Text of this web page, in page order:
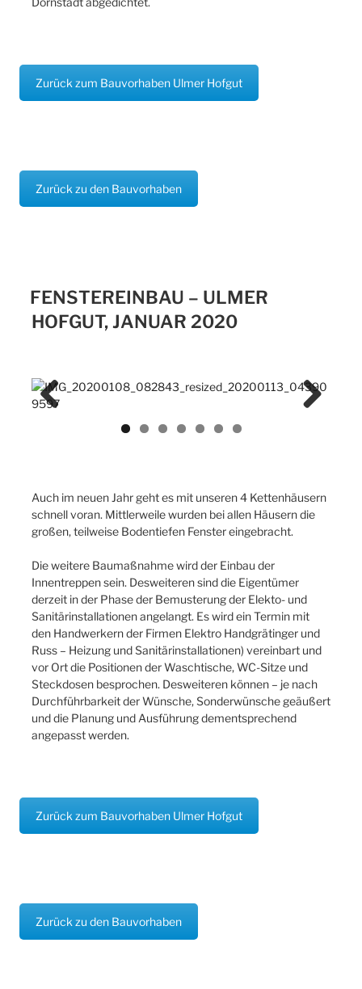
Zurück zum Bauvorhaben Ulmer Hofgut
Zurück zu den Bauvorhaben
FENSTEREINBAU – ULMER
HOFGUT, JANUAR 2020
Auch im neuen Jahr geht es mit unseren 4 Kettenhäusern
schnell voran. Mittlerweile wurden bei allen Häusern die
großen, teilweise Bodentiefen Fenster eingebracht.
Die weitere Baumaßnahme wird der Einbau der
Innentreppen sein. Desweiteren sind die Eigentümer
derzeit in der Phase der Bemusterung der Elekto- und
Sanitärinstallationen angelangt. Es wird ein Termin mit
den Handwerkern der Firmen Elektro Handgrätinger und
Russ – Heizung und Sanitärinstallationen) vereinbart und
vor Ort die Positionen der Waschtische, WC-Sitze und
Steckdosen besprochen. Desweiteren können – je nach
Durchführbarkeit der Wünsche, Sonderwünsche geäußert
und die Planung und Ausführung dementsprechend
angepasst werden.
Zurück zum Bauvorhaben Ulmer Hofgut
Zurück zu den Bauvorhaben